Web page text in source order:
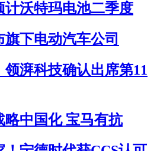
计沃特玛电池二季度
下电动汽车公司
领湃科技确认出席第11
略中国化 宝马有抗